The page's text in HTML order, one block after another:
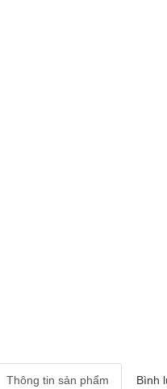
Thông tin sản phẩm
Bình